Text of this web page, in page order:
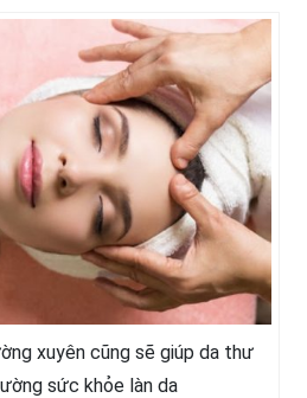
xuyên cũng sẽ giúp da thư
sức khỏe làn da